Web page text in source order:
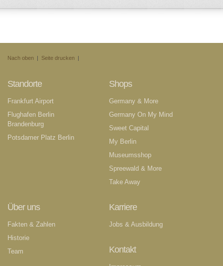
Nach oben Seite drucken
Standorte
Frankfurt Airport
Flughafen Berlin
Brandenburg
Potsdamer Platz Berlin
Shops
Germany & More
Germany On My Mind
Sweet Capital
My Berlin
Museumsshop
Spreewald & More
Take Away
Über uns
Fakten & Zahlen
Historie
Team
Karriere
Jobs & Ausbildung
Kontakt